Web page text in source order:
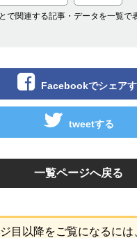
で関連する記事・データを一覧で
Facebookでシェア
tweetする
一覧ページへ戻る
目以降をご覧になるには